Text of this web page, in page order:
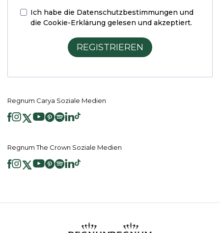
Ich habe die Datenschutzbestimmungen und
die Cookie-Erklärung gelesen und akzeptiert.
REGISTRIEREN
Regnum Carya Soziale Medien
Regnum The Crown Soziale Medien